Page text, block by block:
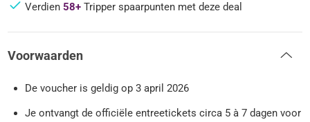
Verdien58+ Tripper spaarpunten met deze deal
Voorwaarden
De voucher is geldig op 3 april 2026
Je ontvangt de officiële entreetickets circa 5 à 7 dagen voor